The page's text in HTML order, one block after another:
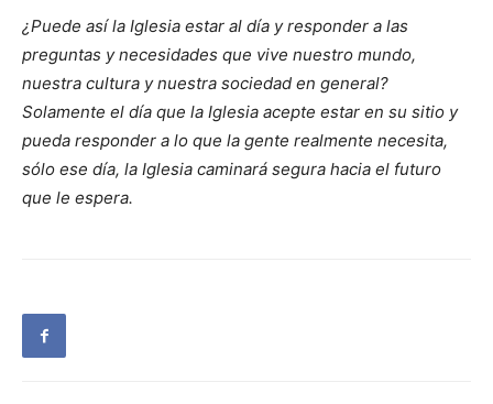
¿Puede así la Iglesia estar al día y responder a las
preguntas y necesidades que vive nuestro mundo,
nuestra cultura y nuestra sociedad en general?
Solamente el día que la Iglesia acepte estar en su sitio y
pueda responder a lo que la gente realmente necesita,
sólo ese día, la Iglesia caminará segura hacia el futuro
que le espera.